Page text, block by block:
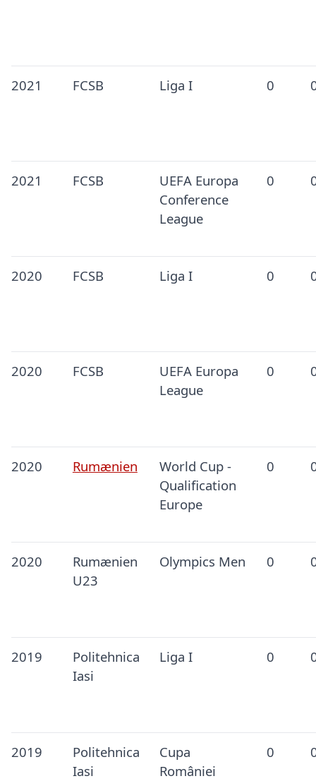
2021 FCSB Liga I 0
2021 FCSB
UEFA Europa
Conference
League
0
2020 FCSB Liga I 0
2020 FCSB
UEFA Europa
League
0
2020 Rumænien
World Cup -
Qualification
Europe
0
2020
Rumænien
U23
Olympics Men 0
2019
Politehnica
Iasi
Liga I 0
2019
Politehnica
Iasi
Cupa
României
0